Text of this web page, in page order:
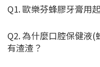
Q1. 歐樂芬蜂膠牙膏用
Q2. 為什麼口腔保健液
有渣渣？